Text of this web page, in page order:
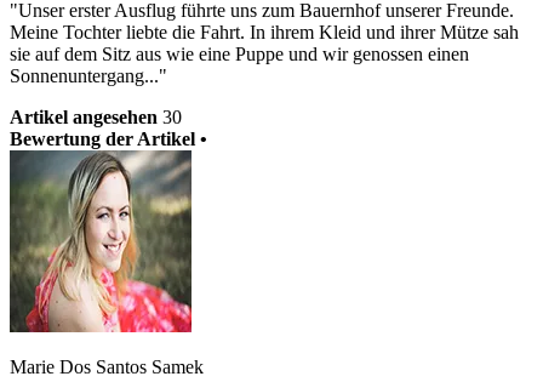
"Unser erster Ausflug führte uns zum Bauernhof unserer Freunde.
Meine Tochter liebte die Fahrt. In ihrem Kleid und ihrer Mütze sah
sie auf dem Sitz aus wie eine Puppe und wir genossen einen
Sonnenuntergang..."
Artikel angesehen 30
Bewertung der Artikel •
Marie Dos Santos Samek